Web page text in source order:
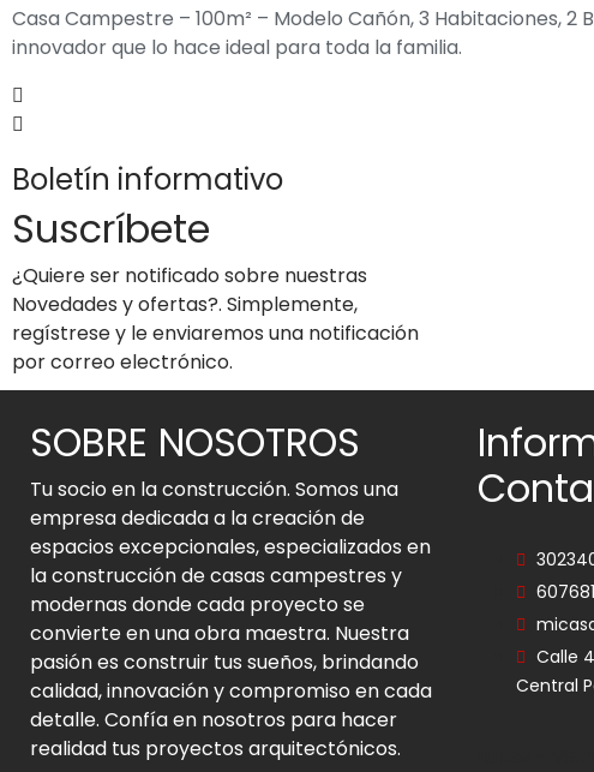
Casa Campestre – 100m² – Modelo Cañón, 3 Habitaciones,
innovador que lo hace ideal para toda la familia.
Boletín informativo
Suscríbete
¿Quiere ser notificado sobre nuestras
Novedades y ofertas?. Simplemente,
regístrese y le enviaremos una notificación
por correo electrónico.
SOBRE NOSOTROS
Tu socio en la construcción. Somos una
empresa dedicada a la creación de
espacios excepcionales, especializados en
la construcción de casas campestres y
modernas donde cada proyecto se
convierte en una obra maestra. Nuestra
pasión es construir tus sueños, brindando
calidad, innovación y compromiso en cada
detalle. Confía en nosotros para hacer
realidad tus proyectos arquitectónicos.
Calle
Central